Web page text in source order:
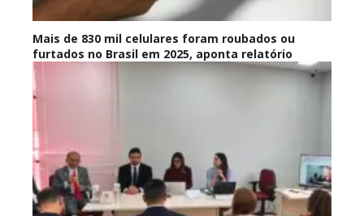
Mais de 830 mil celulares foram roubados ou
furtados no Brasil em 2025, aponta relatório